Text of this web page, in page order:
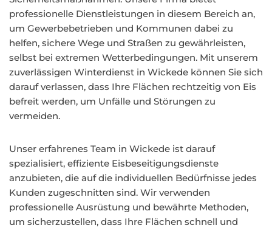
professionelle Dienstleistungen in diesem Bereich an,
um Gewerbebetrieben und Kommunen dabei zu
helfen, sichere Wege und Straßen zu gewährleisten,
selbst bei extremen Wetterbedingungen. Mit unserem
zuverlässigen Winterdienst in Wickede können Sie sich
darauf verlassen, dass Ihre Flächen rechtzeitig von Eis
befreit werden, um Unfälle und Störungen zu
vermeiden.
Unser erfahrenes Team in Wickede ist darauf
spezialisiert, effiziente Eisbeseitigungsdienste
anzubieten, die auf die individuellen Bedürfnisse jedes
Kunden zugeschnitten sind. Wir verwenden
professionelle Ausrüstung und bewährte Methoden,
um sicherzustellen, dass Ihre Flächen schnell und